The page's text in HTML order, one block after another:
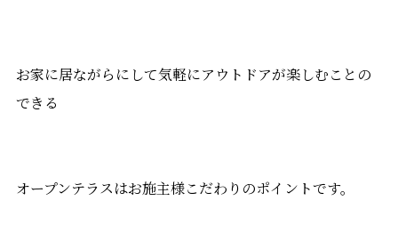
お家に居ながらにして気軽にアウトドアが楽しむことの
できる
オープンテラスはお施主様こだわりのポイントです。